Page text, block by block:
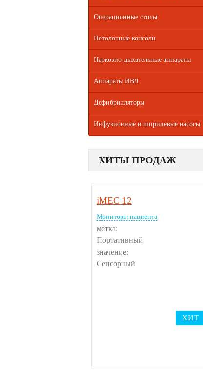
Операционные столы
Потолочные консоли
Наркозно-дыхательные аппараты
Аппараты ИВЛ
Дефибрилляторы
Инфузионные и шприцевые насосы
ХИТЫ ПРОДАЖ
iMEC 12
ХИТ
Мониторы пациента
метка:
Портативный
значение:
Сенсорный